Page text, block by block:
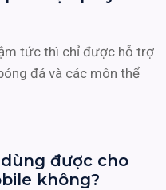
tức thì chỉ được hỗ trợ
đá và các môn thể
được cho
không?